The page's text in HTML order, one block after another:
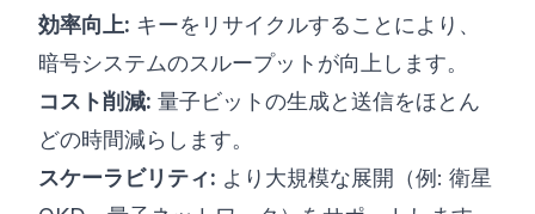
効率向上: キーをリサイクルすることにより、
暗号システムのスループットが向上します。
コスト削減: 量子ビットの生成と送信をほとん
どの時間減らします。
スケーラビリティ: より大規模な展開（例: 衛星